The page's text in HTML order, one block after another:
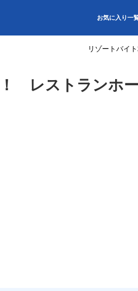
お気に入り一
リゾートバイ
レストランホ